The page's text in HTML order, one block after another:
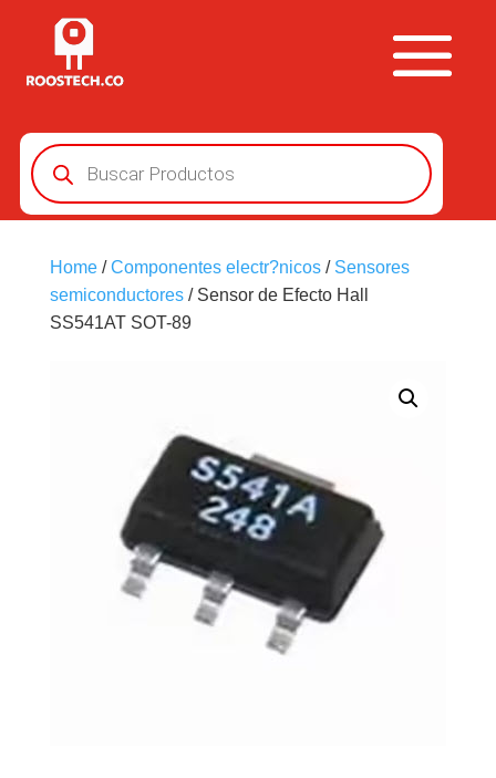
Búsqueda
de
productos
Home/Componentes electr?nicos/ Sensores
semiconductores/ Sensor de Efecto Hall
SS541AT SOT-89